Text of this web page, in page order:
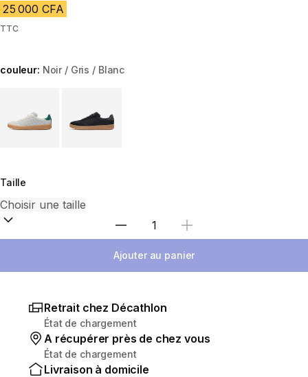
25 000 CFA
TTC
couleur: Noir / Gris / Blanc
Taille
Choisir une quantité
Ajouter au panier
Retrait chez Décathlon
État de chargement
A récupérer près de chez vous
État de chargement
Livraison à domicile